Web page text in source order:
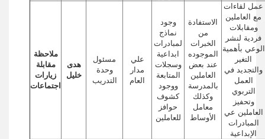
عمل لقاءات
مع العاملين
ومقابلات
فردية لنشر
الوعي بأهمية
التغير
والتجديد في
العمل
التربوي
وتحفيز
العاملين عي
المبادرات
الإبداعية
الاستفادة
من
الخبرات
الموجوده
عند بعض
العاملين
بالمدرسة
وكذلك
معامل
الأوساط
وجود
نماذج
لمبادرات
ابداعية
وسجلات
المتابعة
ووجود
كشوف
حوافز
للعاملين
علي
مدار
العام
مسئول
وحدة
التدريب
هدى
خليل
ملاحظة
مقابلة
زيارات
اجتماعات